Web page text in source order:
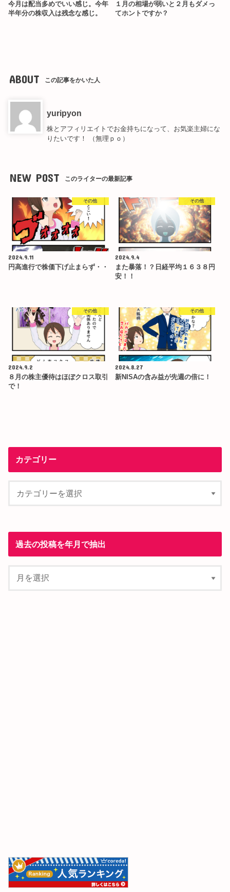
今月は配当多めでいい感じ。今年
半年分の株収入は残念な感じ。
１月の相場が弱いと２月もダメっ
てホントですか？
ABOUT この記事をかいた人
yuripyon
株とアフィリエイトでお金持ちになって、お気楽主婦にな
りたいです！ （無理ｐｏ）
NEW POST このライターの最新記事
その他
2024.9.11
円高進行で株価下げ止まらず・・
その他
2024.9.4
また暴落！？日経平均１６３８円
安！！
その他
2024.9.2
８月の株主優待はほぼクロス取引
で！
その他
2024.8.27
新NISAの含み益が先週の倍に！
カテゴリー
過去の投稿を年月で抽出